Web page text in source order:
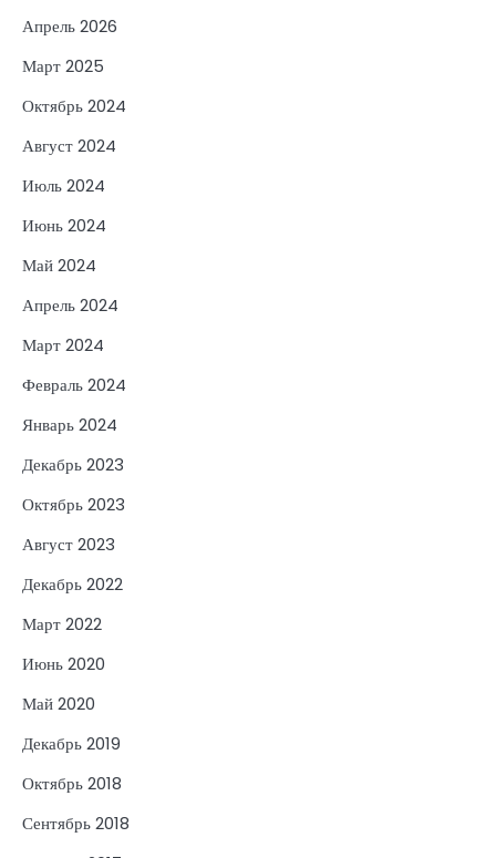
Апрель 2026
Март 2025
Октябрь 2024
Август 2024
Июль 2024
Июнь 2024
Май 2024
Апрель 2024
Март 2024
Февраль 2024
Январь 2024
Декабрь 2023
Октябрь 2023
Август 2023
Декабрь 2022
Март 2022
Июнь 2020
Май 2020
Декабрь 2019
Октябрь 2018
Сентябрь 2018